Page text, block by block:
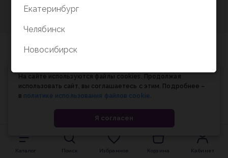
Каталог Поиск Избранное Корзина Кабинет
На сайте используются файлы cookies. Продолжая
использовать сайт, вы соглашаетесь с этим. Подробнее –
в политике использования файлов cookie.
Я согласен
Екатеринбург
Челябинск
Новосибирск